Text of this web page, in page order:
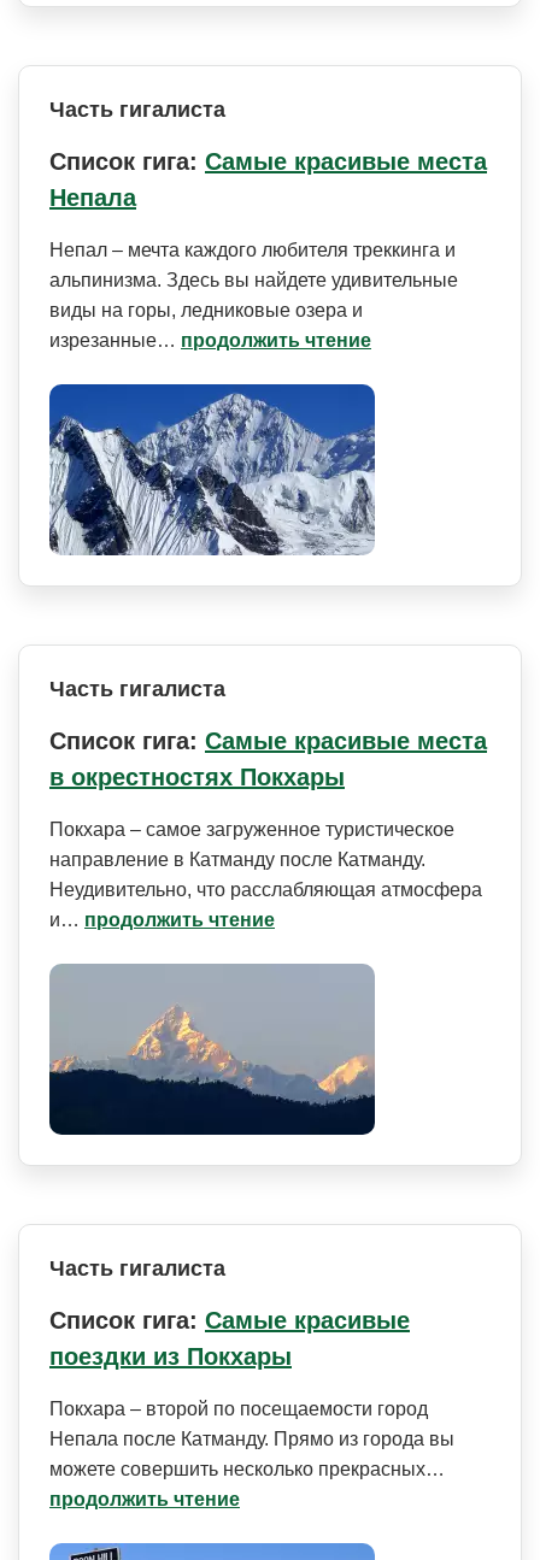
Часть гигалиста
Список гига: Самые красивые места
Непала
Непал – мечта каждого любителя треккинга и
альпинизма. Здесь вы найдете удивительные
виды на горы, ледниковые озера и
изрезанные… продолжить чтение
Часть гигалиста
Список гига: Самые красивые места
в окрестностях Покхары
Покхара – самое загруженное туристическое
направление в Катманду после Катманду.
Неудивительно, что расслабляющая атмосфера
и… продолжить чтение
Часть гигалиста
Список гига: Самые красивые
поездки из Покхары
Покхара – второй по посещаемости город
Непала после Катманду. Прямо из города вы
можете совершить несколько прекрасных…
продолжить чтение